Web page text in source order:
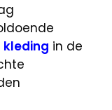
kleding in de